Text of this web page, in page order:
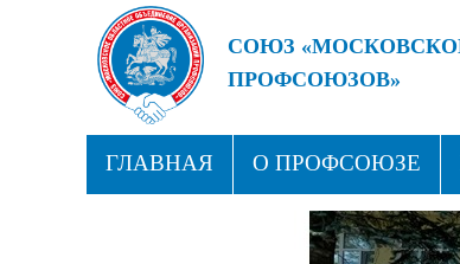
СОЮЗ
ПРОФСОЮЗОВ»
ГЛАВНАЯ О ПРОФСОЮЗЕ
ПРОФСОЮЗНЫЕ ЗДРАВНИЦЫ